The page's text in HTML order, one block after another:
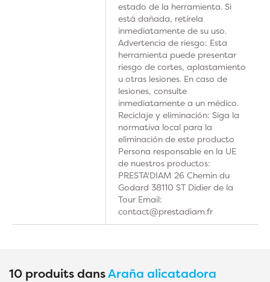
estado de la herramienta. Si
está dañada, retírela
inmediatamente de su uso.
Advertencia de riesgo: Esta
herramienta puede presentar
riesgo de cortes, aplastamiento
u otras lesiones. En caso de
lesiones, consulte
inmediatamente a un médico.
Reciclaje y eliminación: Siga la
normativa local para la
eliminación de este producto
Persona responsable en la UE
de nuestros productos:
PRESTA'DIAM 26 Chemin du
Godard 38110 ST Didier de la
Tour Email:
contact@prestadiam.fr
10 produits dansAraña alicatadora